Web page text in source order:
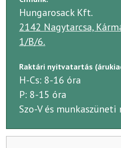
Hungarosack Kft.
2142 Nagytarcsa,
1/B/6.
Raktári nyitvatartás
H-Cs: 8-16 óra
P: 8-15 óra
Szo-V és munkaszüneti